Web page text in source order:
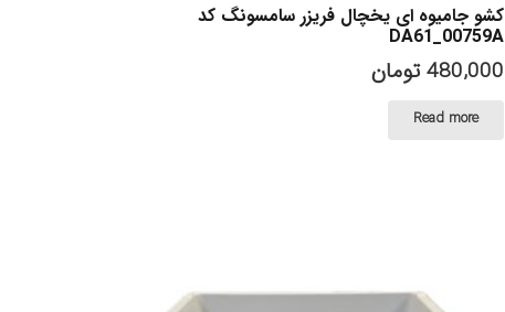
کشو جامیوه ای یخچال فریزر سامسونگ کد
DA61_00759A
480,000 تومان
Read more